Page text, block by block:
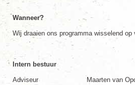
Wanneer?
Wij draaien ons programma wisselend
Intern bestuur
Adviseur Maarten van